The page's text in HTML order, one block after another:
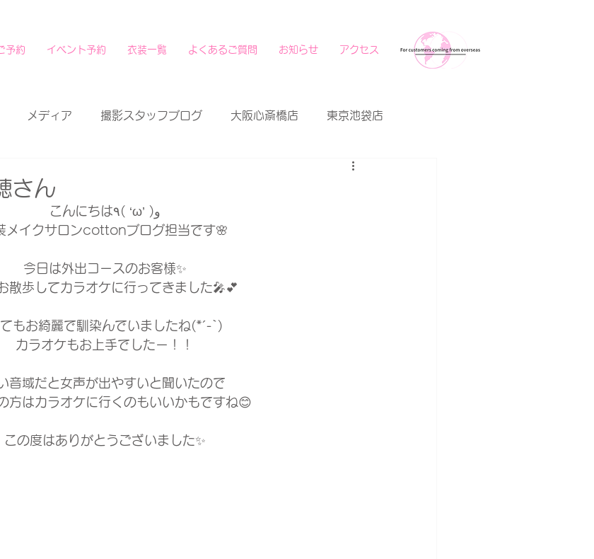
予約 イベント予約 衣装一覧 よくあるご質問 お知らせ アクセス
メディア 撮影スタッフブログ 大阪心斎橋店 東京池袋店
さん
こんにちは٩( ‘ω’ )و
メイクサロンcottonブログ担当です🌸
今日は外出コースのお客様✨
散歩してカラオケに行ってきました🎤💕
もお綺麗で馴染んでいましたね(*´-`)
カラオケもお上手でしたー！！
音域だと女声が出やすいと聞いたので
方はカラオケに行くのもいいかもですね😊
この度はありがとうございました✨